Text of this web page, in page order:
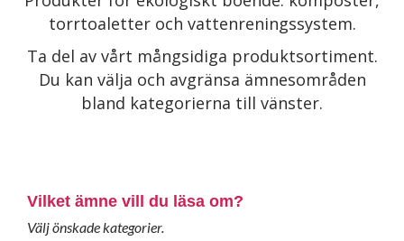
torrtoaletter och vattenreningssystem.
Ta del av vårt mångsidiga produktsortiment.
Du kan välja och avgränsa ämnesområden
bland kategorierna till vänster.
Vilket ämne vill du läsa om?
Välj önskade kategorier.